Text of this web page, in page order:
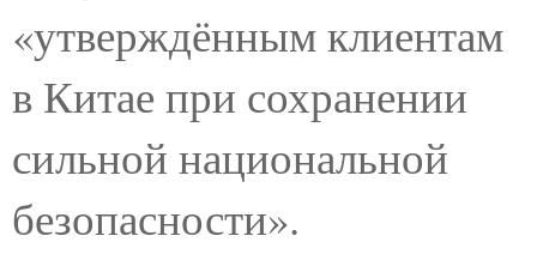
«утверждённым клиентам
в Китае при сохранении
сильной национальной
безопасности».